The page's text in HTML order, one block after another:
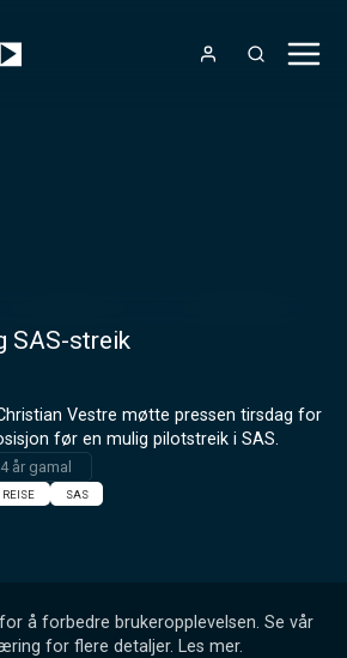
SAS-streik
Vestre møtte pressen tirsdag for
før en mulig pilotstreik i SAS.
år gamal
REISE SAS
å forbedre brukeropplevelsen. Se vår
for flere detaljer. Les mer.